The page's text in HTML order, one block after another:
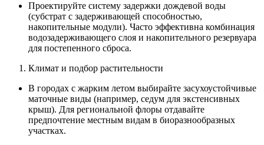
Проектируйте систему задержки дождевой воды
(субстрат с задерживающей способностью,
накопительные модули). Часто эффективна комбинация
водозадерживающего слоя и накопительного резервуара
для постепенного сброса.
Климат и подбор растительности
В городах с жарким летом выбирайте засухоустойчивые
маточные виды (например, седум для экстенсивных
крыш). Для региональной флоры отдавайте
предпочтение местным видам в биоразнообразных
участках.